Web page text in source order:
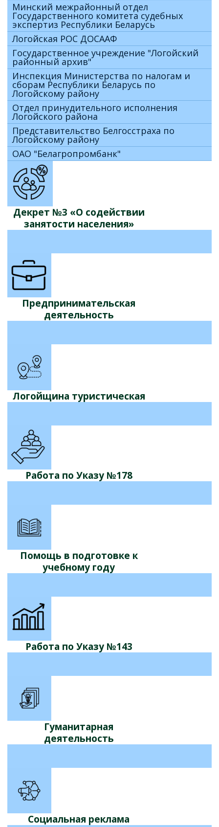
Минский межрайонный отдел
Государственного комитета судебных
экспертиз Республики Беларусь
Логойская РОС ДОСААФ
Государственное учреждение "Логойский
районный архив"
Инспекция Министерства по налогам и
сборам Республики Беларусь по
Логойскому району
Отдел принудительного исполнения
Логойского района
Представительство Белгосстраха по
Логойскому району
ОАО "Белагропромбанк"
Декрет №3 «О содействии
занятости населения»
Предпринимательская
деятельность
Логойщина туристическая
Работа по Указу №178
Помощь в подготовке к
учебному году
Работа по Указу №143
Гуманитарная
деятельность
Социальная реклама